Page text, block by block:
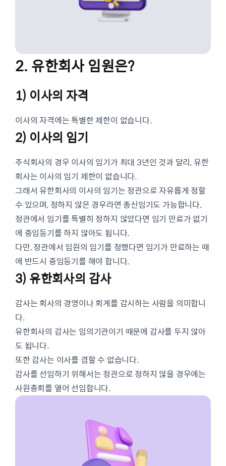
2. 유한회사 임원은?
1) 이사의 자격
이사의 자격에는 특별한 제한이 없습니다.
2) 이사의 임기
주식회사의 경우 이사의 임기가 최대 3년인 것과 달리, 유한
회사는 이사의 임기 제한이 없습니다.
그래서 유한회사의 이사의 임기는 정관으로 자유롭게 정할
수 있으며, 정하지 않은 경우라면 종신임기도 가능합니다.
정관에서 임기를 특별히 정하지 않았다면 임기 만료가 없기
에 중임등기를 하지 않아도 됩니다.
다만, 정관에서 임원의 임기를 정했다면 임기가 만료하는 때
에 반드시 중임등기를 해야 합니다.
3) 유한회사의 감사
감사는 회사의 경영이나 회계를 감시하는 사람을 의미합니
다.
유한회사의 감사는 임의기관이기 때문에 감사를 두지 않아
도 됩니다.
또한 감사는 이사를 겸할 수 없습니다.
감사를 선임하기 위해서는 정관으로 정하지 않을 경우에는
사원총회를 열어 선임합니다.